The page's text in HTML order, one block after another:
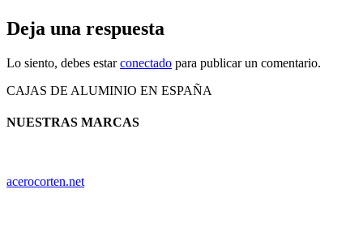
Deja una respuesta
Lo siento, debes estarconectado para publicar un comentario.
CAJAS DE ALUMINIO EN ESPAÑA
NUESTRAS MARCAS
acerocorten.net